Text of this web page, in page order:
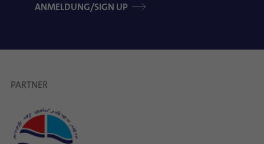
ANMELDUNG/SIGN UP
PARTNER